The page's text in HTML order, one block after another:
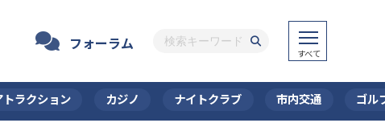
フォーラム
トラクション カジノ ナイトクラブ 市内交通 ゴル